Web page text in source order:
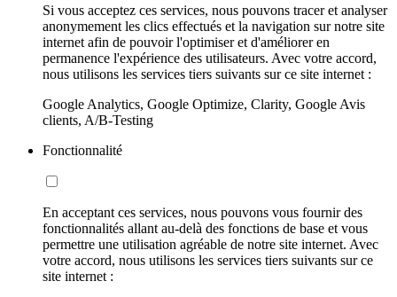
Si vous acceptez ces services, nous pouvons tracer et analyser
anonymement les clics effectués et la navigation sur notre site
internet afin de pouvoir l'optimiser et d'améliorer en
permanence l'expérience des utilisateurs. Avec votre accord,
nous utilisons les services tiers suivants sur ce site internet :
Google Analytics, Google Optimize, Clarity, Google Avis
clients, A/B-Testing
Fonctionnalité
En acceptant ces services, nous pouvons vous fournir des
fonctionnalités allant au-delà des fonctions de base et vous
permettre une utilisation agréable de notre site internet. Avec
votre accord, nous utilisons les services tiers suivants sur ce
site internet :